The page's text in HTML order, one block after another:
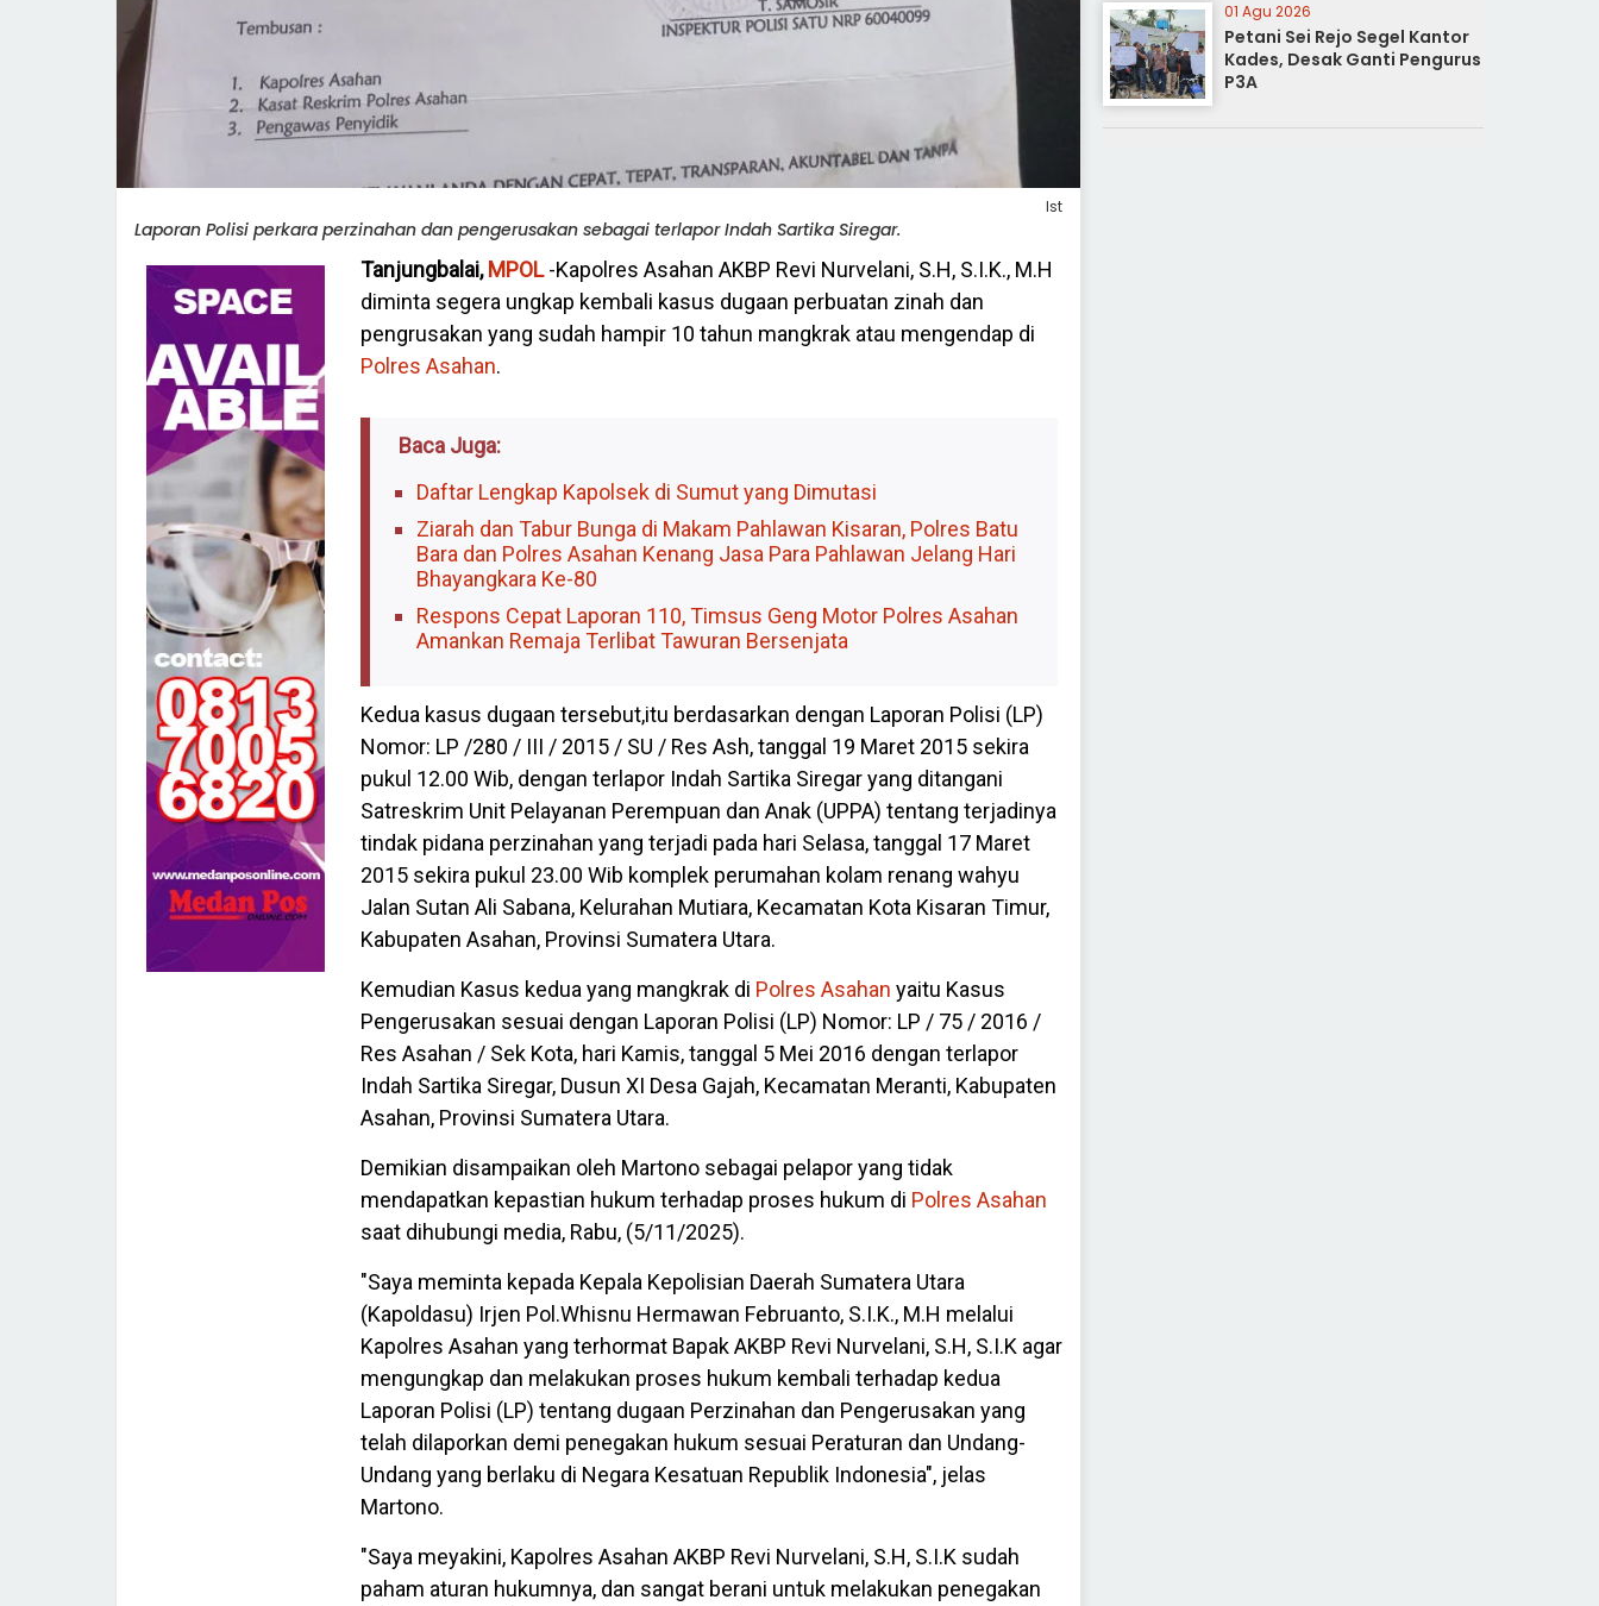
Ist
Laporan Polisi perkara perzinahan dan pengerusakan sebagai terlapor Indah Sartika Siregar.
Tanjungbalai,MPOL-Kapolres Asahan AKBP Revi Nurvelani, S.H, S.I.K., M.H
diminta segera ungkap kembali kasus dugaan perbuatan zinah dan
pengrusakan yang sudah hampir 10 tahun mangkrak atau mengendap di
Polres Asahan.
Baca Juga:
Daftar Lengkap Kapolsek di Sumut yang Dimutasi
Ziarah dan Tabur Bunga di Makam Pahlawan Kisaran, Polres Batu
Bara dan Polres Asahan Kenang Jasa Para Pahlawan Jelang Hari
Bhayangkara Ke-80
Respons Cepat Laporan 110, Timsus Geng Motor Polres Asahan
Amankan Remaja Terlibat Tawuran Bersenjata
Kedua kasus dugaan tersebut,itu berdasarkan dengan Laporan Polisi (LP)
Nomor: LP /280 / III / 2015 / SU / Res Ash, tanggal 19 Maret 2015 sekira
pukul 12.00 Wib, dengan terlapor Indah Sartika Siregar yang ditangani
Satreskrim Unit Pelayanan Perempuan dan Anak (UPPA) tentang terjadinya
tindak pidana perzinahan yang terjadi pada hari Selasa, tanggal 17 Maret
2015 sekira pukul 23.00 Wib komplek perumahan kolam renang wahyu
Jalan Sutan Ali Sabana, Kelurahan Mutiara, Kecamatan Kota Kisaran Timur,
Kabupaten Asahan, Provinsi Sumatera Utara.
Kemudian Kasus kedua yang mangkrak di Polres Asahan yaitu Kasus
Pengerusakan sesuai dengan Laporan Polisi (LP) Nomor: LP / 75 / 2016 /
Res Asahan / Sek Kota, hari Kamis, tanggal 5 Mei 2016 dengan terlapor
Indah Sartika Siregar, Dusun XI Desa Gajah, Kecamatan Meranti, Kabupaten
Asahan, Provinsi Sumatera Utara.
Demikian disampaikan oleh Martono sebagai pelapor yang tidak
mendapatkan kepastian hukum terhadap proses hukum di Polres Asahan
saat dihubungi media, Rabu, (5/11/2025).
"Saya meminta kepada Kepala Kepolisian Daerah Sumatera Utara
(Kapoldasu) Irjen Pol.Whisnu Hermawan Februanto, S.I.K., M.H melalui
Kapolres Asahan yang terhormat Bapak AKBP Revi Nurvelani, S.H, S.I.K agar
mengungkap dan melakukan proses hukum kembali terhadap kedua
Laporan Polisi (LP) tentang dugaan Perzinahan dan Pengerusakan yang
telah dilaporkan demi penegakan hukum sesuai Peraturan dan Undang-
Undang yang berlaku di Negara Kesatuan Republik Indonesia", jelas
Martono.
"Saya meyakini, Kapolres Asahan AKBP Revi Nurvelani, S.H, S.I.K sudah
paham aturan hukumnya, dan sangat berani untuk melakukan penegakan
01 Agu 2026
Petani Sei Rejo Segel Kantor
Kades, Desak Ganti Pengurus
P3A